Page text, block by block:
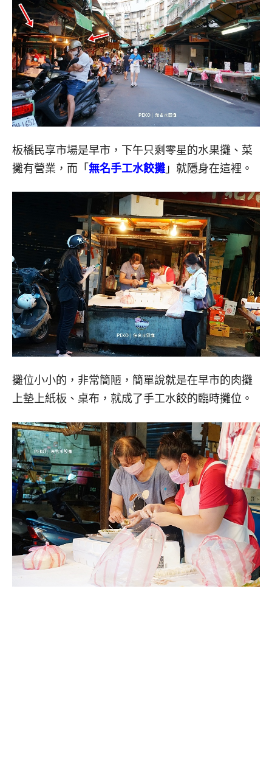
板橋民享市場是早市，下午只剩零星的水果攤、菜
攤有營業，而「 無名手工水餃攤 」就隱身在這裡。
攤位小小的，非常簡陋，簡單說就是在早市的肉攤
上墊上紙板、桌布，就成了手工水餃的臨時攤位。